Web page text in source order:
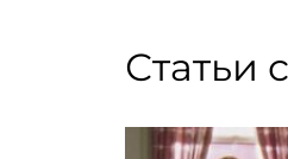
Статьи